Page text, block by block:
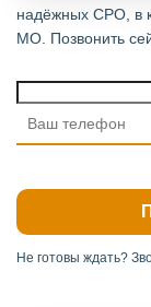
надёжных СРО, в
МО. Позвонить
Не готовы ждать?